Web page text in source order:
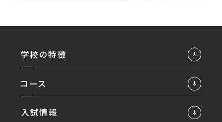
学校の特徴
コース
入試情報